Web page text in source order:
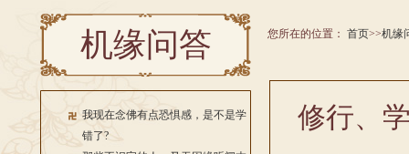
机缘问答
我现在念佛有点恐惧感，是不是学
错了?
您所在的位置： 首页>>机缘
修行、